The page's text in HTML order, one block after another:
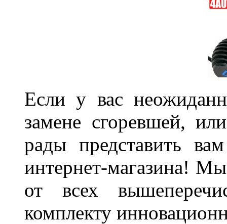
Если у вас
замене сгоревшей,
рады представить
интернет-магазина!
от всех
комплекту